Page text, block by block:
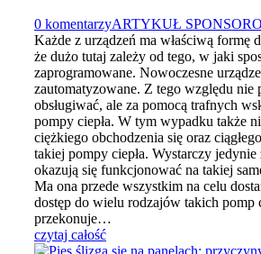
0 komentarzyARTYKUŁ
Każde z urządzeń ma właściwą formę
że dużo tutaj zależy od tego, w jaki
zaprogramowane. Nowoczesne
zautomatyzowane. Z tego względu nie
obsługiwać, ale za pomocą trafnych
pompy ciepła. W tym wypadku także
ciężkiego obchodzenia się oraz
takiej pompy ciepła. Wystarczy
okazują się funkcjonować na takiej
Ma ona przede wszystkim na celu
dostęp do wielu rodzajów takich pomp
przekonuje…
czytaj całość